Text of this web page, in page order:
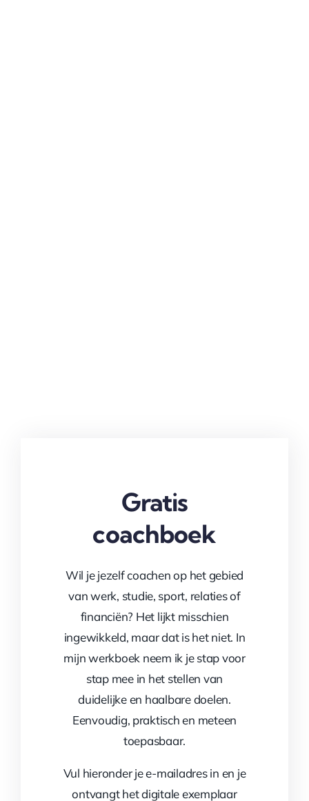
Gratis
coachboek
Wil je jezelf coachen op het gebied
van werk, studie, sport, relaties of
financiën? Het lijkt misschien
ingewikkeld, maar dat is het niet. In
mijn werkboek neem ik je stap voor
stap mee in het stellen van
duidelijke en haalbare doelen.
Eenvoudig, praktisch en meteen
toepasbaar.
Vul hieronder je e-mailadres in en je
ontvangt het digitale exemplaar